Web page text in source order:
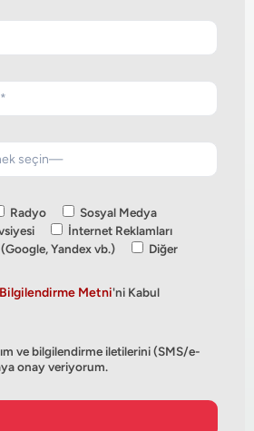
Radyo
Sosyal Medya
İnternet Reklamları
Yandex vb.)
Diğer
Metni'ni Kabul
ve bilgilendirme iletilerini (SMS/e-
onay veriyorum.